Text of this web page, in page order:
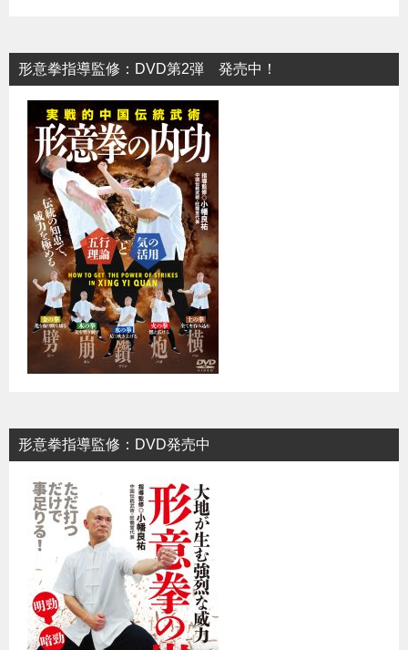
形意拳指導監修：DVD第2弾 発売中！
形意拳指導監修：DVD発売中